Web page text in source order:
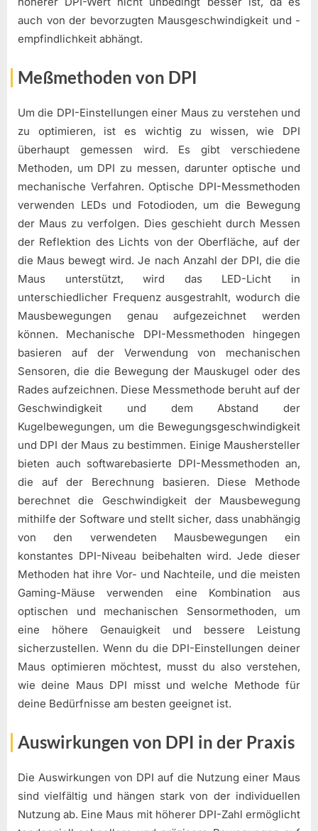
auch von der bevorzugten Mausgeschwindigkeit und -
empfindlichkeit abhängt.
Meßmethoden von DPI
Um die DPI-Einstellungen einer Maus zu verstehen und
zu optimieren, ist es wichtig zu wissen, wie DPI
überhaupt gemessen wird. Es gibt verschiedene
Methoden, um DPI zu messen, darunter optische und
mechanische Verfahren. Optische DPI-Messmethoden
verwenden LEDs und Fotodioden, um die Bewegung
der Maus zu verfolgen. Dies geschieht durch Messen
der Reflektion des Lichts von der Oberfläche, auf der
die Maus bewegt wird. Je nach Anzahl der DPI, die die
Maus unterstützt, wird das LED-Licht in
unterschiedlicher Frequenz ausgestrahlt, wodurch die
Mausbewegungen genau aufgezeichnet werden
können. Mechanische DPI-Messmethoden hingegen
basieren auf der Verwendung von mechanischen
Sensoren, die die Bewegung der Mauskugel oder des
Rades aufzeichnen. Diese Messmethode beruht auf der
Geschwindigkeit und dem Abstand der
Kugelbewegungen, um die Bewegungsgeschwindigkeit
und DPI der Maus zu bestimmen. Einige Maushersteller
bieten auch softwarebasierte DPI-Messmethoden an,
die auf der Berechnung basieren. Diese Methode
berechnet die Geschwindigkeit der Mausbewegung
mithilfe der Software und stellt sicher, dass unabhängig
von den verwendeten Mausbewegungen ein
konstantes DPI-Niveau beibehalten wird. Jede dieser
Methoden hat ihre Vor- und Nachteile, und die meisten
Gaming-Mäuse verwenden eine Kombination aus
optischen und mechanischen Sensormethoden, um
eine höhere Genauigkeit und bessere Leistung
sicherzustellen. Wenn du die DPI-Einstellungen deiner
Maus optimieren möchtest, musst du also verstehen,
wie deine Maus DPI misst und welche Methode für
deine Bedürfnisse am besten geeignet ist.
Auswirkungen von DPI in der Praxis
Die Auswirkungen von DPI auf die Nutzung einer Maus
sind vielfältig und hängen stark von der individuellen
Nutzung ab. Eine Maus mit höherer DPI-Zahl ermöglicht